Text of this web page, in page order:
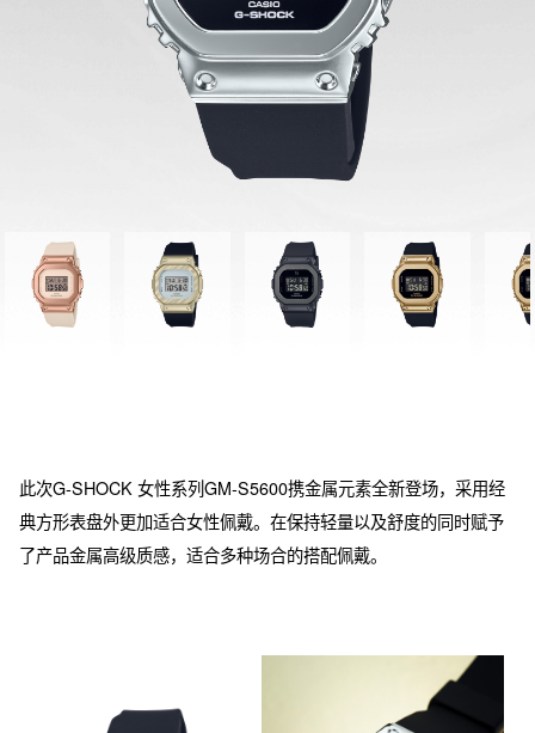
此次G-SHOCK 女性系列GM-S5600携金属元素全新登场，采用经
典方形表盘外更加适合女性佩戴。在保持轻量以及舒度的同时赋予
了产品金属高级质感，适合多种场合的搭配佩戴。